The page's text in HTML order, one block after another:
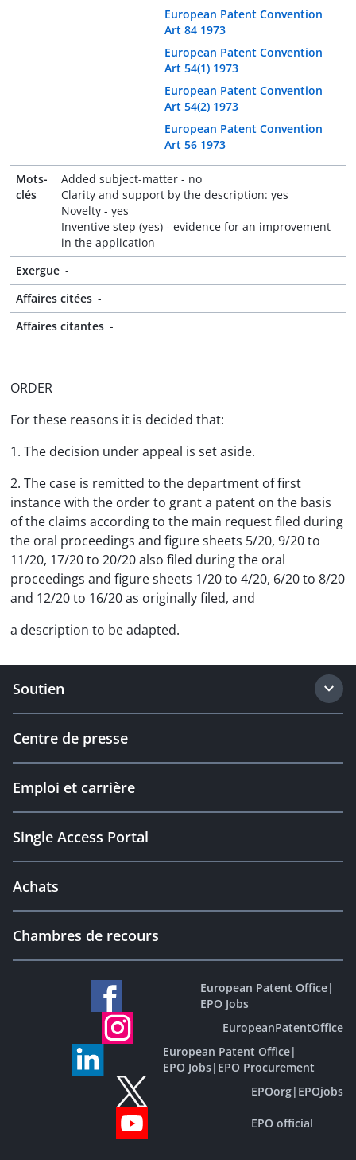
European Patent Convention
Art 84 1973
European Patent Convention
Art 54(1) 1973
European Patent Convention
Art 54(2) 1973
European Patent Convention
Art 56 1973
Mots-
clés
Added subject-matter - no
Clarity and support by the description: yes
Novelty - yes
Inventive step (yes) - evidence for an improvement
in the application
Exergue -
Affaires citées -
Affaires citantes -
ORDER
For these reasons it is decided that:
1. The decision under appeal is set aside.
2. The case is remitted to the department of first
instance with the order to grant a patent on the basis
of the claims according to the main request filed during
the oral proceedings and figure sheets 5/20, 9/20 to
11/20, 17/20 to 20/20 also filed during the oral
proceedings and figure sheets 1/20 to 4/20, 6/20 to 8/20
and 12/20 to 16/20 as originally filed, and
a description to be adapted.
Soutien
Centre de presse
Emploi et carrière
Single Access Portal
Achats
Chambres de recours
European Patent Office|
EPO Jobs
EuropeanPatentOffice
European Patent Office|
EPO Jobs| EPO Procurement
EPOorg| EPOjobs
EPO official